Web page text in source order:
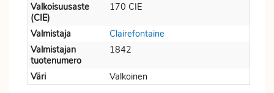
Valkoisuusaste
(CIE)
170 CIE
Valmistaja
Clairefontaine
Valmistajan
tuotenumero
1842
Väri Valkoinen